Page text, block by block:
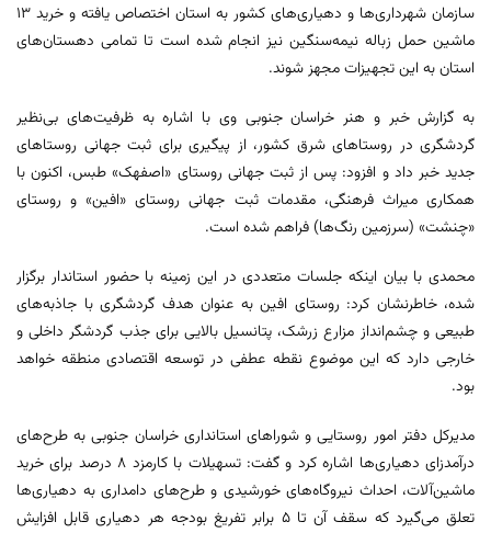
سازمان شهرداری‌ها و دهیاری‌های کشور به استان اختصاص یافته و خرید 13
ماشین حمل زباله نیمه‌سنگین نیز انجام شده است تا تمامی دهستان‌های
استان به این تجهیزات مجهز شوند.
به گزارش خبر و هنر خراسان جنوبی وی با اشاره به ظرفیت‌های بی‌نظیر
گردشگری در روستاهای شرق کشور، از پیگیری برای ثبت جهانی روستاهای
جدید خبر داد و افزود: پس از ثبت جهانی روستای «اصفهک» طبس، اکنون با
همکاری میراث فرهنگی، مقدمات ثبت جهانی روستای «افین» و روستای
«چنشت» (سرزمین رنگ‌ها) فراهم شده است.
محمدی با بیان اینکه جلسات متعددی در این زمینه با حضور استاندار برگزار
شده، خاطرنشان کرد: روستای افین به عنوان هدف گردشگری با جاذبه‌های
طبیعی و چشم‌انداز مزارع زرشک، پتانسیل بالایی برای جذب گردشگر داخلی و
خارجی دارد که این موضوع نقطه عطفی در توسعه اقتصادی منطقه خواهد
بود.
مدیرکل دفتر امور روستایی و شوراهای استانداری خراسان جنوبی به طرح‌های
درآمدزای دهیاری‌ها اشاره کرد و گفت: تسهیلات با کارمزد 8 درصد برای خرید
ماشین‌آلات، احداث نیروگاه‌های خورشیدی و طرح‌های دامداری به دهیاری‌ها
تعلق می‌گیرد که سقف آن تا 5 برابر تفریغ بودجه هر دهیاری قابل افزایش